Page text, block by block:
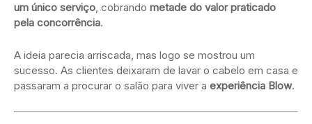
um único serviço, cobrando metade do valor praticado
pela concorrência.
A ideia parecia arriscada, mas logo se mostrou um
sucesso. As clientes deixaram de lavar o cabelo em casa e
passaram a procurar o salão para viver a experiência Blow.